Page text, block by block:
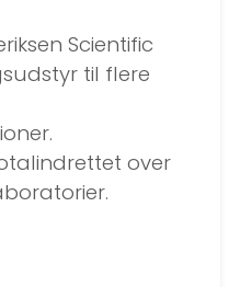
Scientific
til flere
over